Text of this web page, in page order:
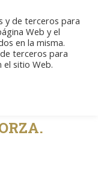
Txema Elorza
y de terceros para
Web y el
en la misma.
terceros para
el sitio Web.